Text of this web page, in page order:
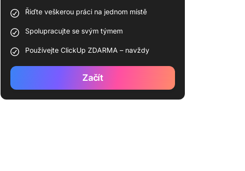
Řiďte veškerou práci na jednom místě
Spolupracujte se svým týmem
Používejte ClickUp ZDARMA – navždy
Začít